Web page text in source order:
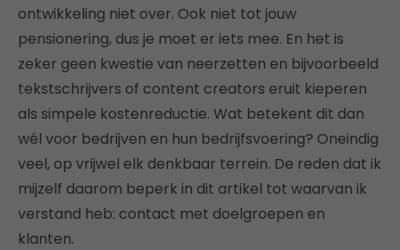
ontwikkeling niet over. Ook niet tot jouw
pensionering, dus je moet er iets mee. En het is
zeker geen kwestie van neerzetten en bijvoorbeeld
tekstschrijvers of content creators eruit kieperen
als simpele kostenreductie. Wat betekent dit dan
wél voor bedrijven en hun bedrijfsvoering? Oneindig
veel, op vrijwel elk denkbaar terrein. De reden dat ik
mijzelf daarom beperk in dit artikel tot waarvan ik
verstand heb: contact met doelgroepen en
klanten.